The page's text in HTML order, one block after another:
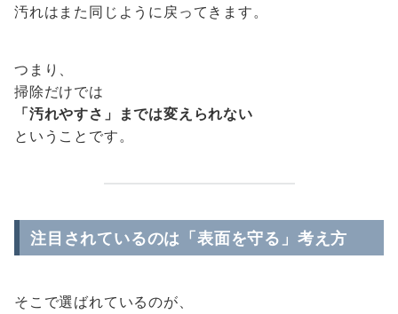
汚れはまた同じように戻ってきます。
つまり、
掃除だけでは
「汚れやすさ」までは変えられない
ということです。
注目されているのは「表面を守る」考え方
そこで選ばれているのが、